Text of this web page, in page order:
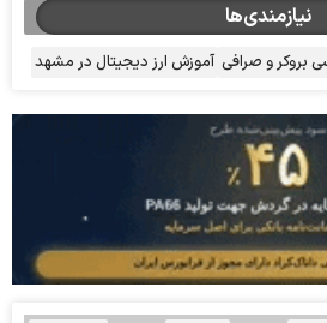
نیازمندی‌ها
بروکر و صرافی آموزش ارز دیجیتال در مشهد